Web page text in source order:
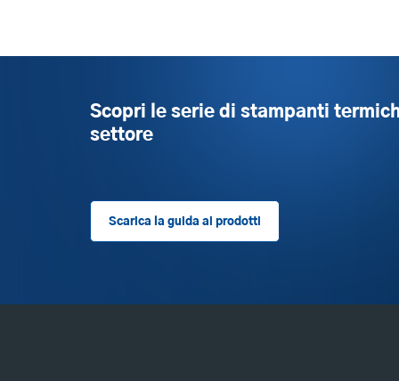
Scopri le serie di stampanti
settore
Scarica la guida ai prodotti